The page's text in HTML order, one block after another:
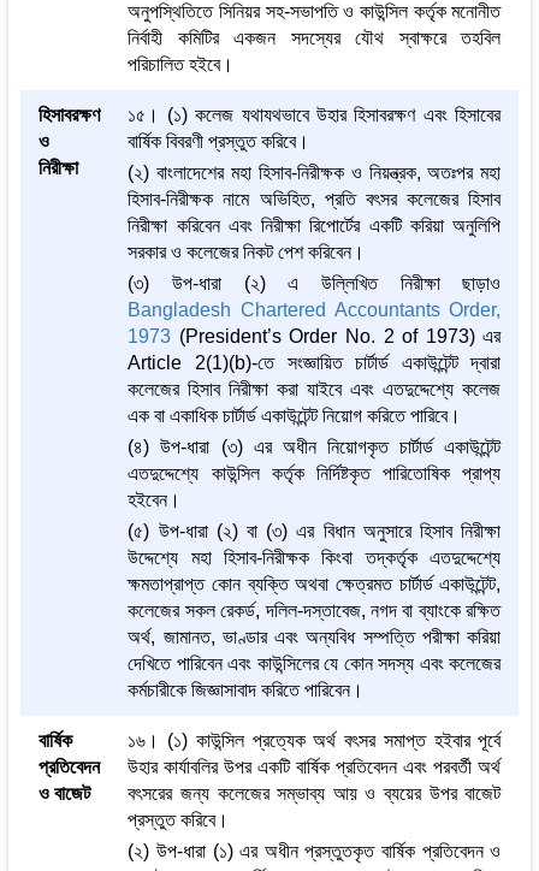
অনুপস্থিতিতে সিনিয়র সহ-সভাপতি ও কাউন্সিল কর্তৃক মনোনীত
নির্বাহী কমিটির একজন সদস্যের যৌথ স্বাক্ষরে তহবিল
পরিচালিত হইবে।
হিসাবরক্ষণ
ও
নিরীক্ষা
১৫। (১) কলেজ যথাযথভাবে উহার হিসাবরক্ষণ এবং হিসাবের
বার্ষিক বিবরণী প্রস্তুত করিবে।
(২) বাংলাদেশের মহা হিসাব-নিরীক্ষক ও নিয়ন্ত্রক, অতঃপর মহা
হিসাব-নিরীক্ষক নামে অভিহিত, প্রতি বৎসর কলেজের হিসাব
নিরীক্ষা করিবেন এবং নিরীক্ষা রিপোর্টের একটি করিয়া অনুলিপি
সরকার ও কলেজের নিকট পেশ করিবেন।
(৩) উপ-ধারা (২) এ উল্লিখিত নিরীক্ষা ছাড়াও
Bangladesh Chartered Accountants Order,
1973 (President’s Order No. 2 of 1973) এর
Article 2(1)(b)-তে সংজ্ঞায়িত চার্টার্ড একাউন্টেন্ট দ্বারা
কলেজের হিসাব নিরীক্ষা করা যাইবে এবং এতদুদ্দেশ্যে কলেজ
এক বা একাধিক চার্টার্ড একাউন্টেন্ট নিয়োগ করিতে পারিবে।
(৪) উপ-ধারা (৩) এর অধীন নিয়োগকৃত চার্টার্ড একাউন্টেন্ট
এতদুদ্দেশ্যে কাউন্সিল কর্তৃক নির্দিষ্টকৃত পারিতোষিক প্রাপ্য
হইবেন।
(৫) উপ-ধারা (২) বা (৩) এর বিধান অনুসারে হিসাব নিরীক্ষা
উদ্দেশ্যে মহা হিসাব-নিরীক্ষক কিংবা তদ্‌কর্তৃক এতদুদ্দেশ্যে
ক্ষমতাপ্রাপ্ত কোন ব্যক্তি অথবা ক্ষেত্রমত চার্টার্ড একাউন্টেন্ট,
কলেজের সকল রেকর্ড, দলিল-দস্তাবেজ, নগদ বা ব্যাংকে রক্ষিত
অর্থ, জামানত, ভাণ্ডার এবং অন্যবিধ সম্পত্তি পরীক্ষা করিয়া
দেখিতে পারিবেন এবং কাউন্সিলের যে কোন সদস্য এবং কলেজের
কর্মচারীকে জিজ্ঞাসাবাদ করিতে পারিবেন।
বার্ষিক
প্রতিবেদন
ও বাজেট
১৬। (১) কাউন্সিল প্রত্যেক অর্থ বৎসর সমাপ্ত হইবার পূর্বে
উহার কার্যাবলির উপর একটি বার্ষিক প্রতিবেদন এবং পরবর্তী অর্থ
বৎসরের জন্য কলেজের সম্ভাব্য আয় ও ব্যয়ের উপর বাজেট
প্রস্তুত করিবে।
(২) উপ-ধারা (১) এর অধীন প্রস্তুতকৃত বার্ষিক প্রতিবেদন ও